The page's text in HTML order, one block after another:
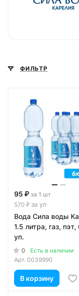
ФИЛЬТР
95 ₽ за 1 шт
570 ₽ за уп
Вода Сила воды
1.5 литра, газ,
уп.
0
Есть в наличии
Арт. 0039990
В корзину